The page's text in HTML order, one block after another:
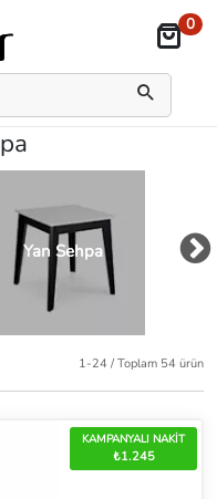
0
Yan Sehpa
1-24 / Toplam 54 ürün
KAMPANYALI NAKİT
₺1.245